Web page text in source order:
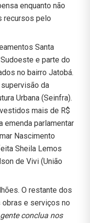
enquanto não
recursos pelo
Santa
e parte do
no bairro Jatobá.
da
Urbana (Seinfra).
mais de R$
emenda parlamentar
Nascimento
Sheila Lemos
de Vivi (União
O restante dos
e serviços no
conclua nos